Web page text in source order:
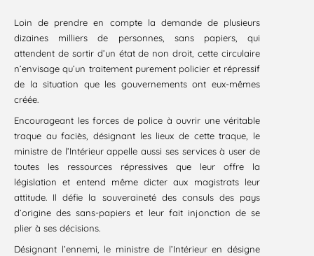
Loin de prendre en compte la demande de plusieurs
dizaines milliers de personnes, sans papiers, qui
attendent de sortir d’un état de non droit, cette circulaire
n’envisage qu’un traitement purement policier et répressif
de la situation que les gouvernements ont eux-mêmes
créée.
Encourageant les forces de police à ouvrir une véritable
traque au faciès, désignant les lieux de cette traque, le
ministre de l’Intérieur appelle aussi ses services à user de
toutes les ressources répressives que leur offre la
législation et entend même dicter aux magistrats leur
attitude. Il défie la souveraineté des consuls des pays
d’origine des sans-papiers et leur fait injonction de se
plier à ses décisions.
Désignant l’ennemi, le ministre de l’Intérieur en désigne